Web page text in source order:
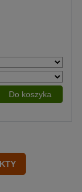
Do koszyka